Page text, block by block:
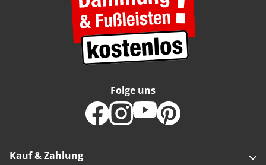
Kauf & Zahlung
Folge uns